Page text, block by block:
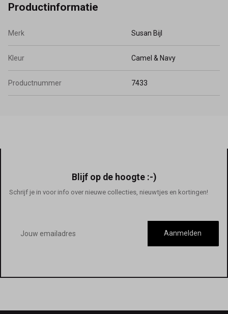
Productinformatie
Merk Susan Bijl
Kleur Camel & Navy
Productnummer 7433
Blijf op de hoogte :-)
Schrijf je in voor info over nieuwe collecties, nieuwtjes en kortingen!
mailadres
Aanmelden